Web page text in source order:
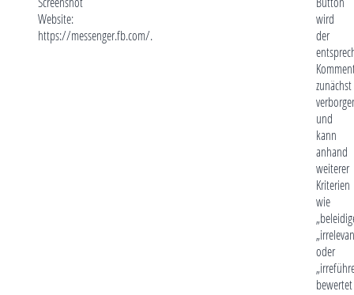
Website:
https://messenger.fb.com/.
wird
der
zunächst
und
kann
anhand
weiterer
Kriterien
wie
oder
bewertet